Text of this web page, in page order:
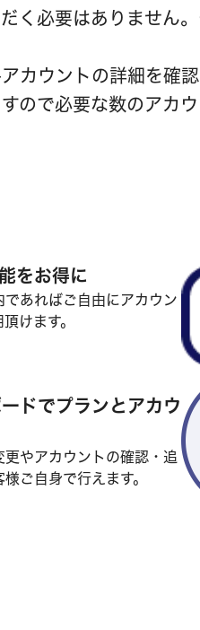
く必要はありません
カウントの詳細を確
ので必要な数のアカ
をお得に
であればご自由にアカウン
けます。
ドでプランとアカウ
更やアカウントの確認・追
ご自身で行えます。